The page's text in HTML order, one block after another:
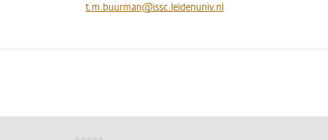
t.m.buurman@issc.leidenuniv.nl